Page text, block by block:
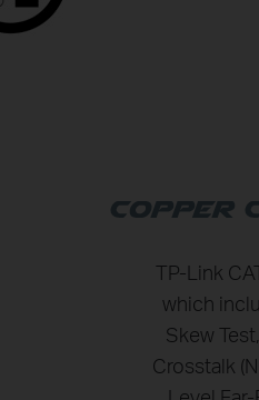
TP-Link
which
Skew
Crosstalk